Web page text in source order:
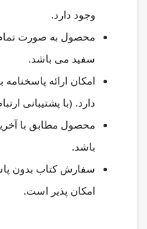
وجود دارد.
محصول به صورت تمام
سفید می باشد.
امکان ارائه
دارد. (با پشتیبانی
محصول مطابق با
باشد.
سفارش کتاب بدون
امکان پذیر است.